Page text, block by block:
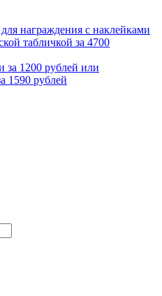
награждения с наклейками
табличкой за 4700
за 1200 рублей или
1590 рублей